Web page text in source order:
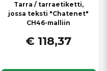
Tarra / tarraetiketti,
jossa teksti "Chatenet"
CH46-malliin
€ 118,37